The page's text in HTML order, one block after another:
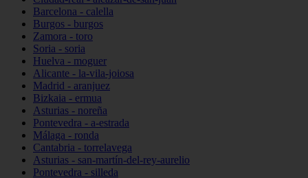
Barcelona - calella
Burgos - burgos
Zamora - toro
Soria - soria
Huelva - moguer
Alicante - la-vila-joiosa
Madrid - aranjuez
Bizkaia - ermua
Asturias - noreña
Pontevedra - a-estrada
Málaga - ronda
Cantabria - torrelavega
Asturias - san-martín-del-rey-aurelio
Pontevedra - silleda